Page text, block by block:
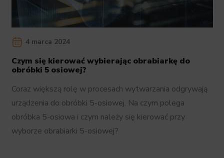
4 marca 2024
Czym się kierować wybierając obrabiarkę do
obróbki 5 osiowej?
Coraz większą rolę w procesach wytwarzania odgrywają
urządzenia do obróbki 5-osiowej. Na czym polega
obróbka 5-osiowa i czym należy się kierować przy
wyborze obrabiarki 5-osiowej?